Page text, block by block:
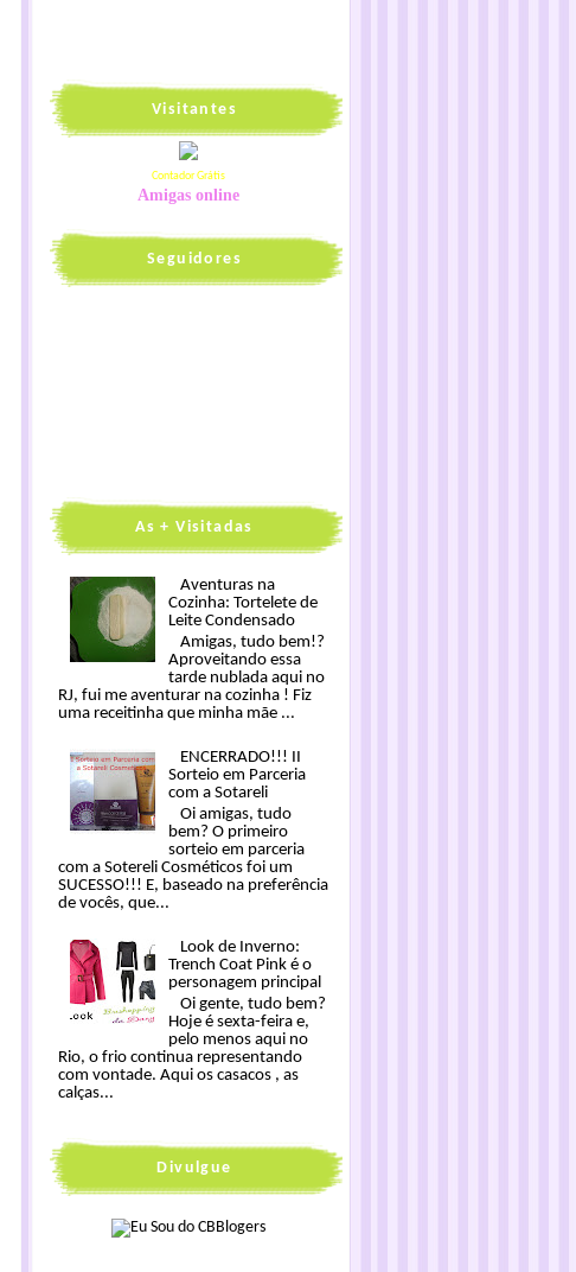
Visitantes
Contador Grátis
Amigas online
Seguidores
As + Visitadas
Aventuras na
Cozinha: Tortelete de
Leite Condensado
Amigas, tudo bem!?
Aproveitando essa
tarde nublada aqui no
RJ, fui me aventurar na cozinha ! Fiz
uma receitinha que minha mãe ...
ENCERRADO!!! II
Sorteio em Parceria
com a Sotareli
Oi amigas, tudo
bem? O primeiro
sorteio em parceria
com a Sotereli Cosméticos foi um
SUCESSO!!! E, baseado na preferência
de vocês, que...
Look de Inverno:
Trench Coat Pink é o
personagem principal
Oi gente, tudo bem?
Hoje é sexta-feira e,
pelo menos aqui no
Rio, o frio continua representando
com vontade. Aqui os casacos , as
calças...
Divulgue